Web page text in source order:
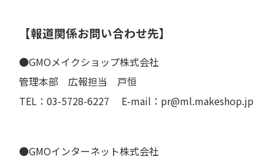
【報道関係お問い合わせ先】
●GMOメイクショップ株式会社
管理本部 広報担当 戸恒
TEL：03-5728-6227 E-mail：pr@ml.makeshop.jp
●GMOインターネット株式会社